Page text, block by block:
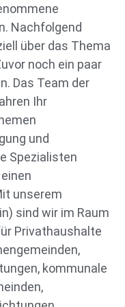
Nachfolgend
über das Thema
noch ein paar
Das Team der
Ihr
und
Spezialisten
unserem
sind wir im Raum
Privathaushalte
kommunale